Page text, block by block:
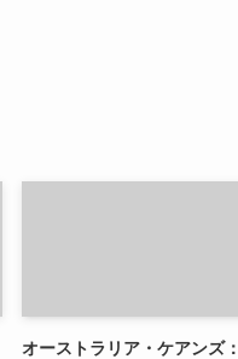
オーストラリア・ケアンズ